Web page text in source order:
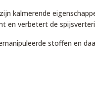
kalmerende
en verbetert de
stoffen en